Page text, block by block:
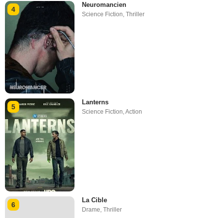
4
Neuromancien
Science Fiction,Thriller
5
Lanterns
Science Fiction,Action
6
La Cible
Drame ,Thriller